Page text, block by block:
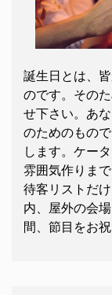
誕生日とは、
のです。その
せ下さい。あ
のためのもの
します。ケー
雰囲気作りま
待客リストだ
内、屋外の会
間、節目をお